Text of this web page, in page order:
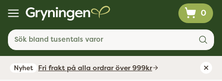
0
Sök bland tusentals varor
Nyhet Fri frakt på alla ordrar över 999kr